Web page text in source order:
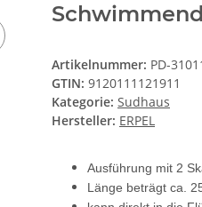
Artikelnummer: PD-
GTIN: 9120111121911
Kategorie: Sudhaus
Hersteller: ERPEL
Ausführung mit 2
Länge beträgt ca.